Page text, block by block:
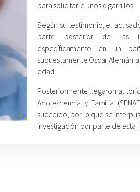
para solicitarle unos cigarrillos.
Según su testimonio, el
parte posterior de las
específicamente en un
supuestamente Oscar Alemán
edad.
Posteriormente llegaron
Adolescencia y Familia
sucedido, por lo que se
investigación por parte de esta